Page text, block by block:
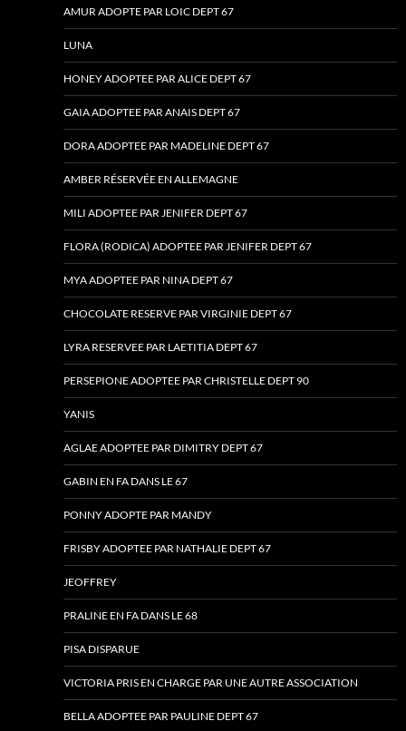
AMUR ADOPTE PAR LOIC DEPT 67
LUNA
HONEY ADOPTEE PAR ALICE DEPT 67
GAIA ADOPTEE PAR ANAIS DEPT 67
DORA ADOPTEE PAR MADELINE DEPT 67
AMBER RÉSERVÉE EN ALLEMAGNE
MILI ADOPTEE PAR JENIFER DEPT 67
FLORA (RODICA) ADOPTEE PAR JENIFER DEPT 67
MYA ADOPTEE PAR NINA DEPT 67
CHOCOLATE RESERVE PAR VIRGINIE DEPT 67
LYRA RESERVEE PAR LAETITIA DEPT 67
PERSEPIONE ADOPTEE PAR CHRISTELLE DEPT 90
YANIS
AGLAE ADOPTEE PAR DIMITRY DEPT 67
GABIN EN FA DANS LE 67
PONNY ADOPTE PAR MANDY
FRISBY ADOPTEE PAR NATHALIE DEPT 67
JEOFFREY
PRALINE EN FA DANS LE 68
PISA DISPARUE
VICTORIA PRIS EN CHARGE PAR UNE AUTRE ASSOCIATION
BELLA ADOPTEE PAR PAULINE DEPT 67